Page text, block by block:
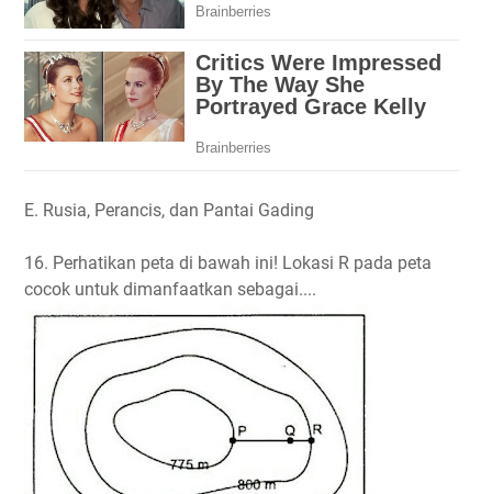
E. Rusia, Perancis, dan Pantai Gading
16. Perhatikan peta di bawah ini! Lokasi R pada peta
cocok untuk dimanfaatkan sebagai....